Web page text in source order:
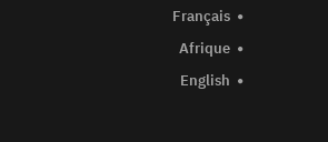
Français
Afrique
English